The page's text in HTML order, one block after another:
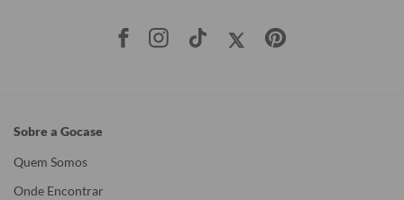
Sobre a Gocase
Quem Somos
Onde Encontrar